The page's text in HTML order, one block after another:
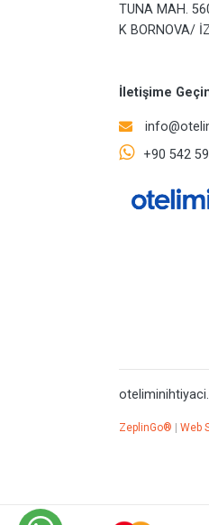
TUNA MAH.
K BORNOVA/
İletişime
+90 542
ZeplinGo® | Web